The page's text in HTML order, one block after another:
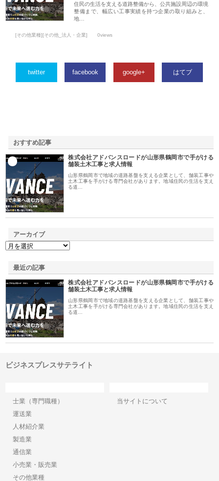
住民の生活を支える道路整備から、公共施設周辺の環境
整備まで、幅広い工事実績を持つ企業の取り組みと、
地…
[その他業種][その他_法人・企業] 0views
twitter facebook google+ はてブ
おすすめ記事
株式会社アドバンスロードが山形県鶴岡市で手がける
舗装土木工事と求人情報
山形県鶴岡市で地域の道路基盤を支える企業として、舗装工事や
土木工事を手がける専門会社があります。地域住民の生活を支え
る道…
アーカイブ
最近の記事
株式会社アドバンスロードが山形県鶴岡市で手がける
舗装土木工事と求人情報
山形県鶴岡市で地域の道路基盤を支える企業として、舗装工事や
土木工事を手がける専門会社があります。地域住民の生活を支え
る道…
ビジネスプレスサテライト
士業（専門職種）
運送業
人材紹介業
製造業
通信業
小売業・販売業
その他業種
当サイトについて